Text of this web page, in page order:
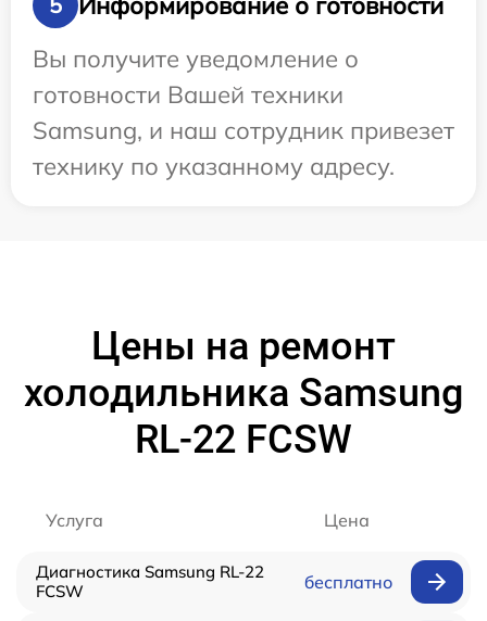
Вы получите уведомление о
готовности Вашей техники
Samsung, и наш сотрудник привезет
технику по указанному адресу.
Цены на ремонт
холодильника Samsung
RL-22 FCSW
Услуга Цена
Диагностика Samsung RL-22
FCSW
бесплатно